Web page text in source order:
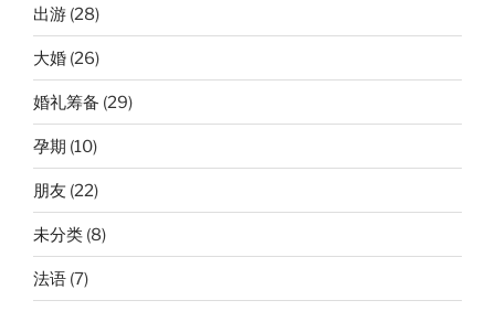
出游 (28)
大婚 (26)
婚礼筹备 (29)
孕期 (10)
朋友 (22)
未分类 (8)
法语 (7)